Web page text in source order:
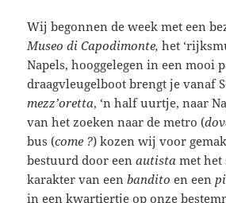
Wij begonnen de week met een
Museo di Capodimonte,het
Napels, hooggelegen in een mooi
draagvleugelboot brengt je vanaf
mezz’oretta, ‘n half uurtje, naar
van het zoeken naar de metro (
bus (come ?) kozen wij voor
bestuurd door eenautistamet
karakter van eenbandito en een
in een kwartiertje op onze